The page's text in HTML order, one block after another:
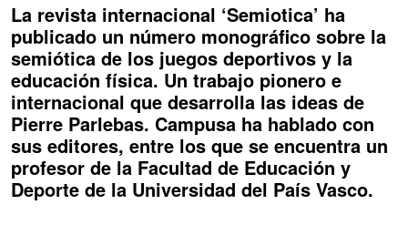
La revista internacional ‘Semiotica’ ha
publicado un número monográfico sobre la
semiótica de los juegos deportivos y la
educación física. Un trabajo pionero e
internacional que desarrolla las ideas de
Pierre Parlebas. Campusa ha hablado con
sus editores, entre los que se encuentra un
profesor de la Facultad de Educación y
Deporte de la Universidad del País Vasco.